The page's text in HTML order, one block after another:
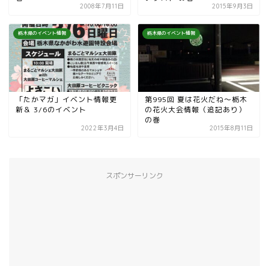
2008年7月11日 2015年9月3日
栃木県のイベント情報
「たかマガ」イベント情報更
新＆ 3/6のイベント
2022年3月4日
栃木県のイベント情報
第995回 夏は花火だね〜栃木
の花火大会情報（追記あり）
の巻
2015年8月11日
スポンサーリンク